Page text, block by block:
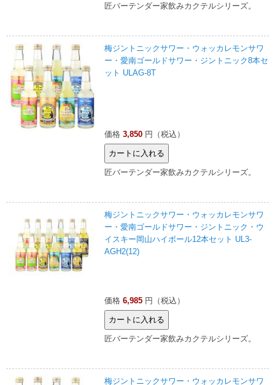
匠バーテンダー家飲みカクテルシリーズ。
梅ジントニックサワー・ウォッカレモンサワ
ー・愛南ゴールドサワー・ジントニック8本セ
ット ULAG-8T
価格 3,850 円（税込）
匠バーテンダー家飲みカクテルシリーズ。
梅ジントニックサワー・ウォッカレモンサワ
ー・愛南ゴールドサワー・ジントニック・ウ
イスキー岡山ハイボール12本セット UL3-
AGH2(12)
価格 6,985 円（税込）
匠バーテンダー家飲みカクテルシリーズ。
梅ジントニックサワー・ウォッカレモンサワ